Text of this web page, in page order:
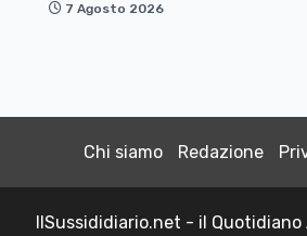
7 Agosto 2026
Chi siamo Redazione
IlSussididiario.net - il